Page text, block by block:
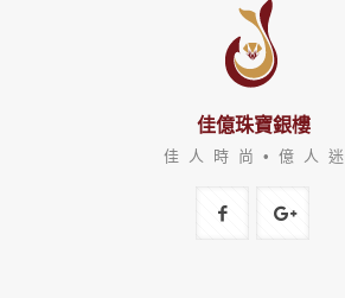
佳億珠寶銀樓
佳 人 時 尚 • 億 人 迷